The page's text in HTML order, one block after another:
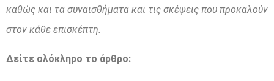
καθώς και τα συναισθήματα και τις σκέψεις που προκαλούν
στον κάθε επισκέπτη.
Δείτε ολόκληρο το άρθρο: